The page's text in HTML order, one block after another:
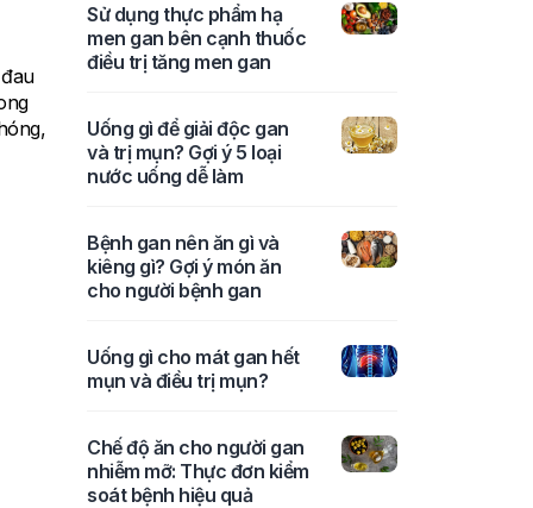
Sử dụng thực phẩm hạ
men gan bên cạnh thuốc
điều trị tăng men gan
Uống gì để giải độc gan
và trị mụn? Gợi ý 5 loại
nước uống dễ làm
Bệnh gan nên ăn gì và
kiêng gì? Gợi ý món ăn
cho người bệnh gan
Uống gì cho mát gan hết
mụn và điều trị mụn?
Chế độ ăn cho người gan
nhiễm mỡ: Thực đơn kiểm
soát bệnh hiệu quả